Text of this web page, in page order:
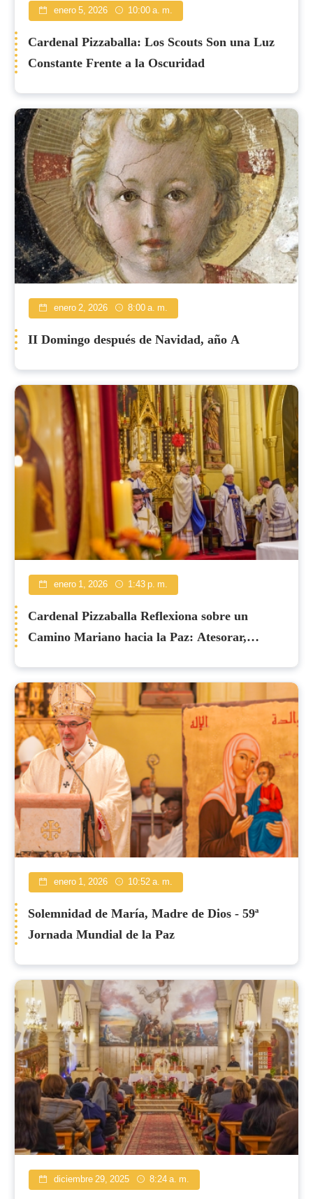
enero 5, 2026 10:00 a. m.
Cardenal Pizzaballa: Los Scouts Son una Luz
Constante Frente a la Oscuridad
enero 2, 2026 8:00 a. m.
II Domingo después de Navidad, año A
enero 1, 2026 1:43 p. m.
Cardenal Pizzaballa Reflexiona sobre un
Camino Mariano hacia la Paz: Atesorar,
enero 1, 2026 10:52 a. m.
Solemnidad de María, Madre de Dios - 59ª
Jornada Mundial de la Paz
diciembre 29, 2025 8:24 a. m.